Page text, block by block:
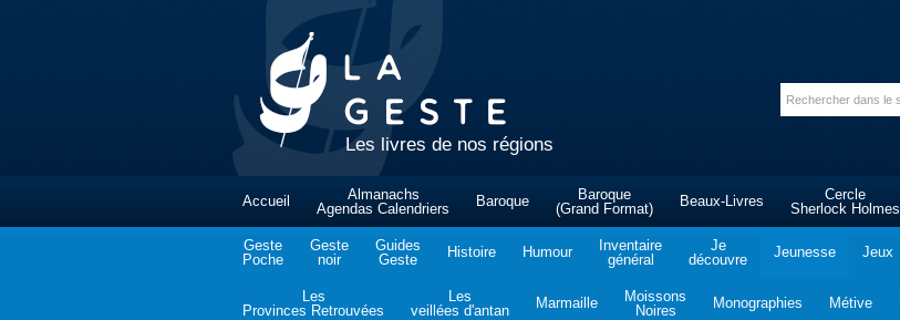
Les livres de nos régions
Accueil
Almanachs
Agendas Calendriers
Baroque
Baroque
(Grand Format)
Beaux-Livres
Cercle
Sherlock Holmes
Geste
Poche
Geste
noir
Guides
Geste
Histoire Humour
Inventaire
général
Je
découvre
Jeunesse Jeux
Les
Provinces Retrouvées
Les
veillées d'antan
Marmaille
Moissons
Noires
Monographies Métive